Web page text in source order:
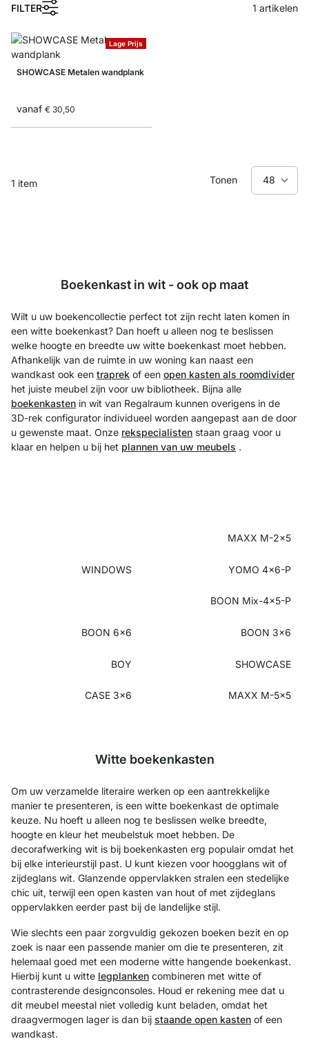
FILTER 1 artikelen
Lage Prijs
SHOWCASE Metalen wandplank
vanaf € 30,50
1 item Tonen
Boekenkast in wit - ook op maat
Wilt u uw boekencollectie perfect tot zijn recht laten komen in
een witte boekenkast? Dan hoeft u alleen nog te beslissen
welke hoogte en breedte uw witte boekenkast moet hebben.
Afhankelijk van de ruimte in uw woning kan naast een
wandkast ook een traprek of een open kasten als roomdivider
het juiste meubel zijn voor uw bibliotheek. Bijna alle
boekenkasten in wit van Regalraum kunnen overigens in de
3D-rek configurator individueel worden aangepast aan de door
u gewenste maat. Onze rekspecialisten staan graag voor u
klaar en helpen u bij het plannen van uw meubels .
MAXX M-2x5
WINDOWS YOMO 4x6-P
BOON Mix-4x5-P
BOON 6x6 BOON 3x6
BOY SHOWCASE
CASE 3x6 MAXX M-5x5
Witte boekenkasten
Om uw verzamelde literaire werken op een aantrekkelijke
manier te presenteren, is een witte boekenkast de optimale
keuze. Nu hoeft u alleen nog te beslissen welke breedte,
hoogte en kleur het meubelstuk moet hebben. De
decorafwerking wit is bij boekenkasten erg populair omdat het
bij elke interieurstijl past. U kunt kiezen voor hoogglans wit of
zijdeglans wit. Glanzende oppervlakken stralen een stedelijke
chic uit, terwijl een open kasten van hout of met zijdeglans
oppervlakken eerder past bij de landelijke stijl.
Wie slechts een paar zorgvuldig gekozen boeken bezit en op
zoek is naar een passende manier om die te presenteren, zit
helemaal goed met een moderne witte hangende boekenkast.
Hierbij kunt u witte legplanken combineren met witte of
contrasterende designconsoles. Houd er rekening mee dat u
dit meubel meestal niet volledig kunt beladen, omdat het
draagvermogen lager is dan bij staande open kasten of een
wandkast.